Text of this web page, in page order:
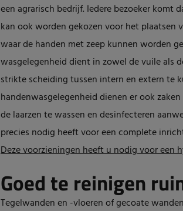
een agrarisch bedrijf. Iedere bezoeker komt
kan ook worden gekozen voor het
waar de handen met zeep kunnen worden
wasgelegenheid dient in zowel de vuile als
strikte scheiding tussen intern en extern te
handenwasgelegenheid dienen er ook
de laarzen te wassen en desinfecteren
precies nodig heeft voor een complete
Deze voorzieningen heeft u nodig voor een
Goed te reinigen
Tegelwanden en -vloeren of gecoate